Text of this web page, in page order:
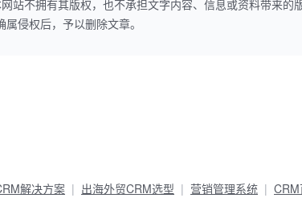
站不拥有其版权，也不承担文字内容、信息或资料带来的
侵权后，予以删除文章。
解决方案 出海外贸CRM选型 营销管理系统